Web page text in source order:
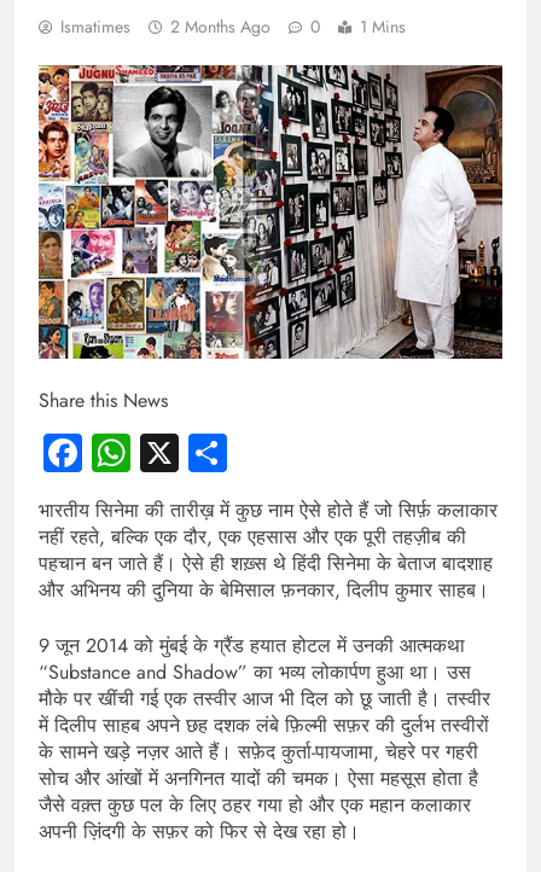
Ismatimes 2 Months Ago 0 1 Mins
Share this News
Facebook
WhatsApp
X
भारतीय सिनेमा की तारीख़ में कुछ नाम ऐसे होते हैं जो सिर्फ़ कलाकार
नहीं रहते, बल्कि एक दौर, एक एहसास और एक पूरी तहज़ीब की
पहचान बन जाते हैं। ऐसे ही शख़्स थे हिंदी सिनेमा के बेताज बादशाह
और अभिनय की दुनिया के बेमिसाल फ़नकार, दिलीप कुमार साहब।
9 जून 2014 को मुंबई के ग्रैंड हयात होटल में उनकी आत्मकथा
“Substance and Shadow” का भव्य लोकार्पण हुआ था। उस
मौके पर खींची गई एक तस्वीर आज भी दिल को छू जाती है। तस्वीर
में दिलीप साहब अपने छह दशक लंबे फ़िल्मी सफ़र की दुर्लभ तस्वीरों
के सामने खड़े नज़र आते हैं। सफ़ेद कुर्ता-पायजामा, चेहरे पर गहरी
सोच और आंखों में अनगिनत यादों की चमक। ऐसा महसूस होता है
जैसे वक़्त कुछ पल के लिए ठहर गया हो और एक महान कलाकार
अपनी ज़िंदगी के सफ़र को फिर से देख रहा हो।